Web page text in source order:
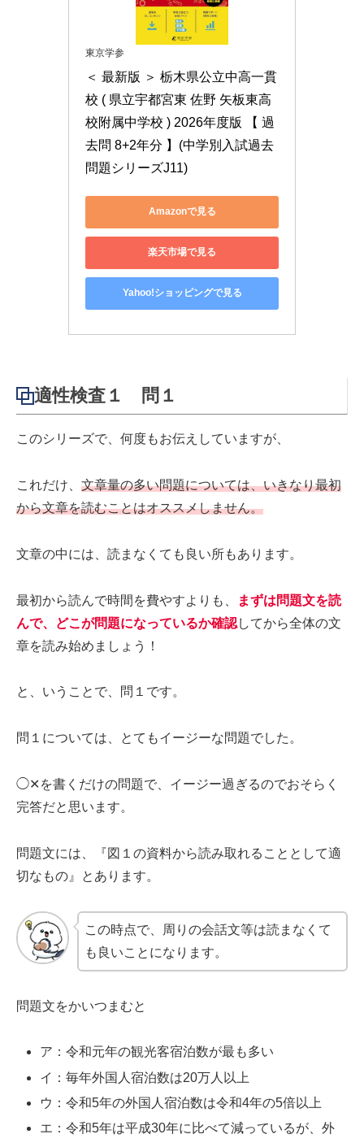
東京学参
＜ 最新版 ＞ 栃木県公立中高一貫
校 ( 県立宇都宮東 佐野 矢板東高
校附属中学校 ) 2026年度版 【 過
去問 8+2年分 】(中学別入試過去
問題シリーズJ11)
Amazonで見る
楽天市場で見る
Yahoo!ショッピングで見る
適性検査１ 問１
このシリーズで、何度もお伝えしていますが、
これだけ、 文章量の多い問題については、いきなり最初
から文章を読むことはオススメしません。
文章の中には、読まなくても良い所もあります。
最初から読んで時間を費やすよりも、
まずは問題文を読
んで、どこが問題になっているか確認してから全体の文
章を読み始めましょう！
と、いうことで、問１です。
問１については、とてもイージーな問題でした。
◯✕を書くだけの問題で、イージー過ぎるのでおそらく
完答だと思います。
問題文には、『図１の資料から読み取れることとして適
切なもの』とあります。
この時点で、周りの会話文等は読まなくて
も良いことになります。
問題文をかいつまむと
ア：令和元年の観光客宿泊数が最も多い
イ：毎年外国人宿泊数は20万人以上
ウ：令和5年の外国人宿泊数は令和4年の5倍以上
エ：令和5年は平成30年に比べて減っているが、外